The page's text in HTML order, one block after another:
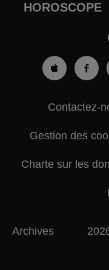
HOROSCOPE
Contactez-
Gestion des
Charte sur les
Archives